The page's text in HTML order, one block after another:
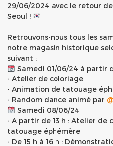
29/06/2024 avec le retour
Seoul !
Retrouvons-nous tous les
notre magasin historique
suivant :
Samedi 01/06/24 à partir
- Atelier de coloriage
- Animation de tatouage
- Random dance animé par
​ Samedi 08/06/24
- A partir de 13 h : Atelier de
tatouage éphémère
- De 15 h à 16 h :